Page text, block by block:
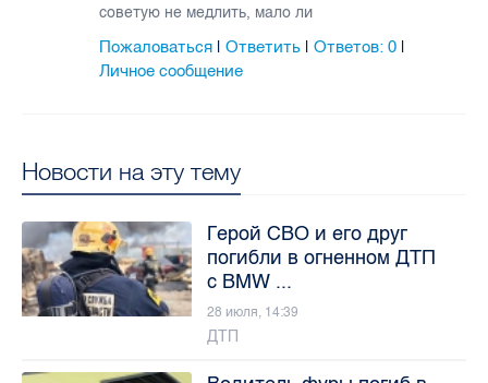
советую не медлить, мало ли
Пожаловаться |Ответить |Ответов:0
Личное сообщение
Новости на эту тему
Герой СВО и его друг
погибли в огненном ДТП
с BMW ...
28 июля, 14:39
ДТП